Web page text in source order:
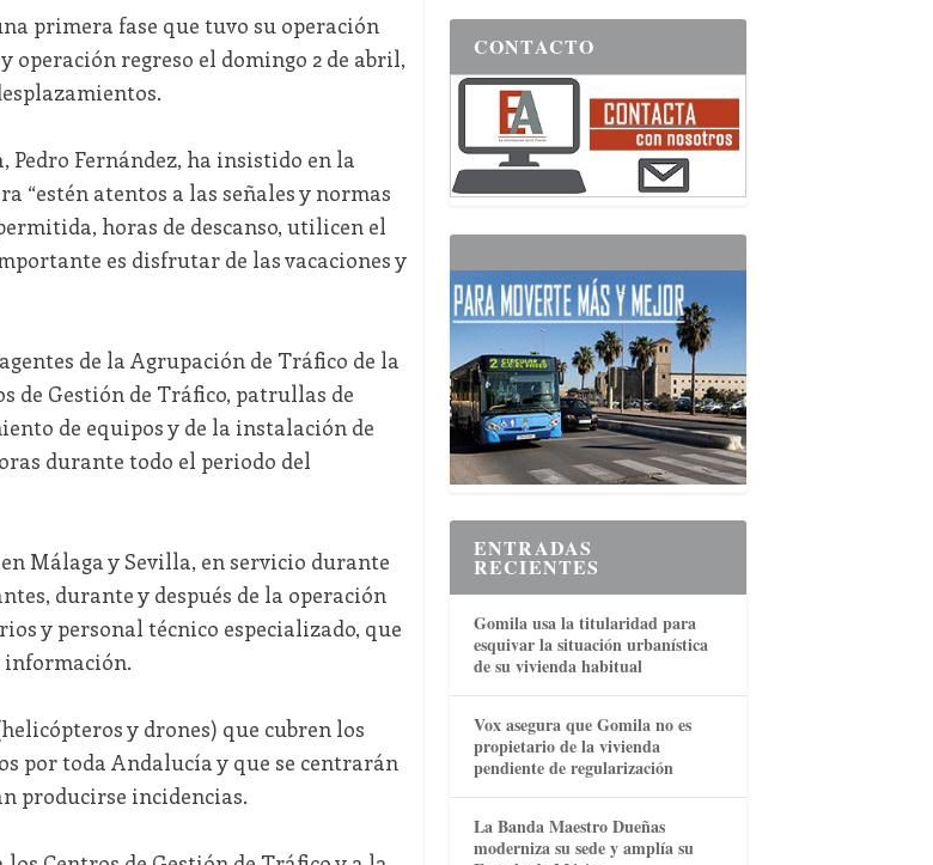
primera fase que tuvo su operación
operación regreso el domingo 2 de abril,
Pedro Fernández, ha insistido en la
“estén atentos a las señales y normas
horas de descanso, utilicen el
es disfrutar de las vacaciones y
de la Agrupación de Tráfico de la
de Gestión de Tráfico, patrullas de
de equipos y de la instalación de
durante todo el periodo del
Málaga y Sevilla, en servicio durante
durante y después de la operación
y personal técnico especializado, que
información.
y drones) que cubren los
por toda Andalucía y que se centrarán
producirse incidencias.
CONTACTO
ENTRADAS
RECIENTES
Gomila usa la titularidad para
esquivar la situación urbanística
de su vivienda habitual
Vox asegura que Gomila no es
propietario de la vivienda
pendiente de regularización
La Banda Maestro Dueñas
moderniza su sede y amplía su